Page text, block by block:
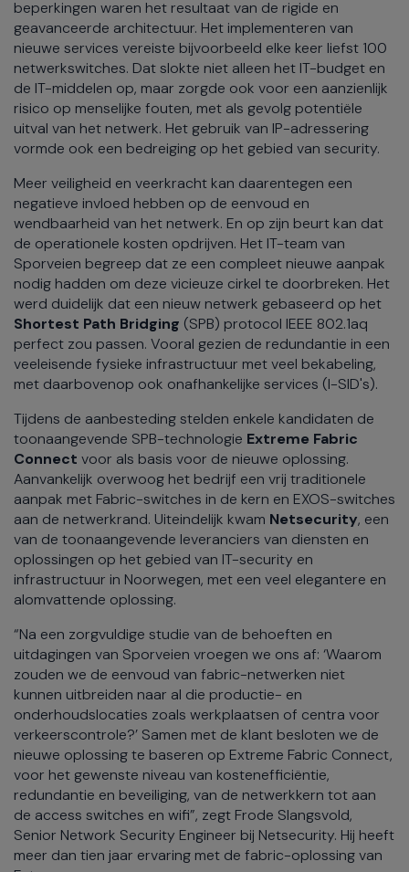
beperkingen waren het resultaat van de rigide en
geavanceerde architectuur. Het implementeren van
nieuwe services vereiste bijvoorbeeld elke keer liefst 100
netwerkswitches. Dat slokte niet alleen het IT-budget en
de IT-middelen op, maar zorgde ook voor een aanzienlijk
risico op menselijke fouten, met als gevolg potentiële
uitval van het netwerk. Het gebruik van IP-adressering
vormde ook een bedreiging op het gebied van security.
Meer veiligheid en veerkracht kan daarentegen een
negatieve invloed hebben op de eenvoud en
wendbaarheid van het netwerk. En op zijn beurt kan dat
de operationele kosten opdrijven. Het IT-team van
Sporveien begreep dat ze een compleet nieuwe aanpak
nodig hadden om deze vicieuze cirkel te doorbreken. Het
werd duidelijk dat een nieuw netwerk gebaseerd op het
Shortest Path Bridging (SPB) protocol IEEE 802.1aq
perfect zou passen. Vooral gezien de redundantie in een
veeleisende fysieke infrastructuur met veel bekabeling,
met daarbovenop ook onafhankelijke services (I-SID's).
Tijdens de aanbesteding stelden enkele kandidaten de
toonaangevende SPB-technologie Extreme Fabric
Connect voor als basis voor de nieuwe oplossing.
Aanvankelijk overwoog het bedrijf een vrij traditionele
aanpak met Fabric-switches in de kern en EXOS-switches
aan de netwerkrand. Uiteindelijk kwam Netsecurity, een
van de toonaangevende leveranciers van diensten en
oplossingen op het gebied van IT-security en
infrastructuur in Noorwegen, met een veel elegantere en
alomvattende oplossing.
“Na een zorgvuldige studie van de behoeften en
uitdagingen van Sporveien vroegen we ons af: ‘Waarom
zouden we de eenvoud van fabric-netwerken niet
kunnen uitbreiden naar al die productie- en
onderhoudslocaties zoals werkplaatsen of centra voor
verkeerscontrole?’ Samen met de klant besloten we de
nieuwe oplossing te baseren op Extreme Fabric Connect,
voor het gewenste niveau van kostenefficiëntie,
redundantie en beveiliging, van de netwerkkern tot aan
de access switches en wifi”, zegt Frode Slangsvold,
Senior Network Security Engineer bij Netsecurity. Hij heeft
meer dan tien jaar ervaring met de fabric-oplossing van